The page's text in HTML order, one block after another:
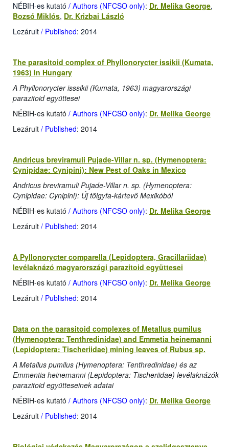
NÉBIH-es kutató / Authors (NFCSO only): Dr. Melika George,
Bozsó Miklós, Dr. Krizbai László
Lezárult / Published: 2014
The parasitoid complex of Phyllonorycter issikii (Kumata,
1963) in Hungary
A Phyllonorycter isssikii (Kumata, 1963) magyarországi
parazitoid együttesei
NÉBIH-es kutató / Authors (NFCSO only): Dr. Melika George
Lezárult / Published: 2014
Andricus breviramuli Pujade-Villar n. sp. (Hymenoptera:
Cynipidae: Cynipini): New Pest of Oaks in Mexico
Andricus breviramuli Pujade-Villar n. sp. (Hymenoptera:
Cynipidae: Cynipini): Új tölgyfa-kártevő Mexikóból
NÉBIH-es kutató / Authors (NFCSO only): Dr. Melika George
Lezárult / Published: 2014
A Pyllonorycter comparella (Lepidoptera, Gracillariidae)
levélaknázó magyarországi parazitoid együttesei
NÉBIH-es kutató / Authors (NFCSO only): Dr. Melika George
Lezárult / Published: 2014
Data on the parasitoid complexes of Metallus pumilus
(Hymenoptera: Tenthredinidae) and Emmetia heinemanni
(Lepidoptera: Tischeriidae) mining leaves of Rubus sp.
A Metallus pumilus (Hymenoptera: Tenthredinidae) és az
Emmentia heinemanni (Lepidoptera: Tischeriidae) levélaknázók
parazitoid együtteseinek adatai
NÉBIH-es kutató / Authors (NFCSO only): Dr. Melika George
Lezárult / Published: 2014